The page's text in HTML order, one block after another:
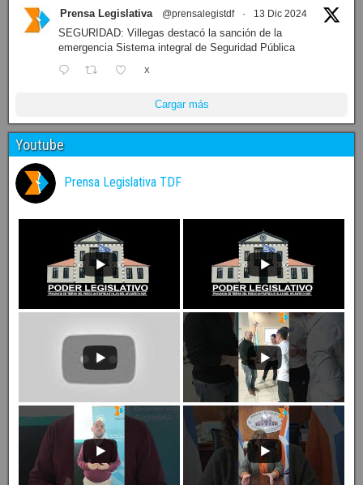
Prensa Legislativa @prensalegistdf · 13 Dic 2024
SEGURIDAD: Villegas destacó la sanción de la
emergencia Sistema integral de Seguridad Pública
X
Cargar más
Youtube
Prensa Legislativa TDF